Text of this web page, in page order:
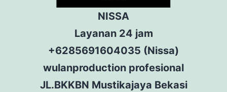
NISSA
Layanan 24 jam
+6285691604035 (Nissa)
wulanproduction profesional
JL.BKKBN Mustikajaya Bekasi